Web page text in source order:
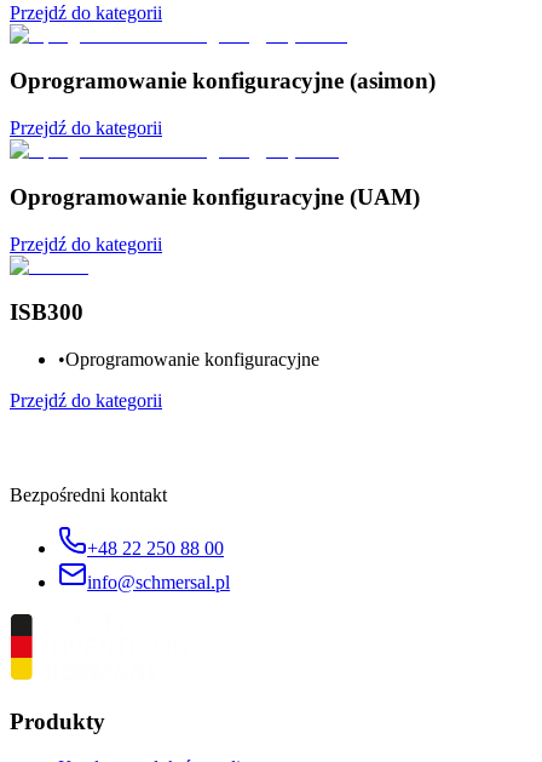
Przejdź do kategorii
Oprogramowanie konfiguracyjne (asimon)
Przejdź do kategorii
Oprogramowanie konfiguracyjne (UAM)
Przejdź do kategorii
ISB300
•Oprogramowanie konfiguracyjne
Przejdź do kategorii
Bezpośredni kontakt
+48 22 250 88 00
info@schmersal.pl
Produkty